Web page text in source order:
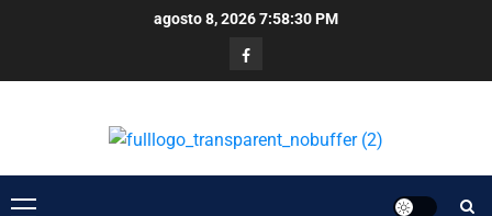
agosto 8, 20267:58:30 PM